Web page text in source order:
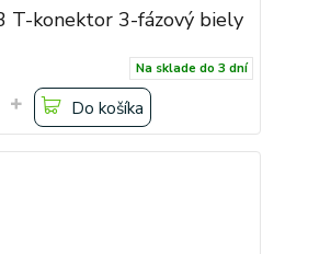
T-konektor 3-fázový biely
Na sklade do 3 dní
Do košíka